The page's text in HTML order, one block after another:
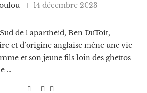
14 décembre 2023
de l’apartheid, Ben DuToit,
et d’origine anglaise mène une vie
et son jeune fils loin des ghettos
…